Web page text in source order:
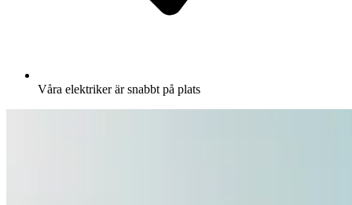
Våra elektriker är snabbt på plats